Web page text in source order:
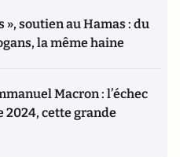
», soutien au Hamas : du
la même haine
Macron : l’échec
2024, cette grande